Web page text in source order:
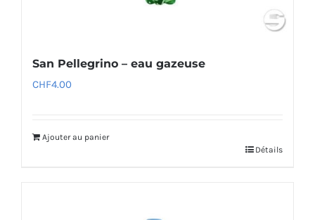
San Pellegrino – eau gazeuse
CHF4.00
Ajouter au panier
Détails